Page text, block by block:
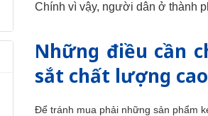
Chính vì vậy, người dân ở thành
Những điều cần
sắt chất lượng cao
Để tránh mua phải những sản phẩm